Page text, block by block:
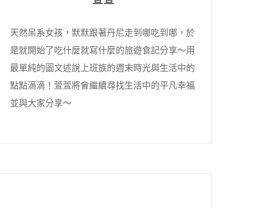
天然呆系女孩，默默跟著丹尼走到哪吃到哪，於
是就開始了吃什麼就寫什麼的旅遊食記分享～用
最單純的圖文述說上班族的週末時光與生活中的
點點滴滴！萱萱將會繼續尋找生活中的平凡幸福
並與大家分享～